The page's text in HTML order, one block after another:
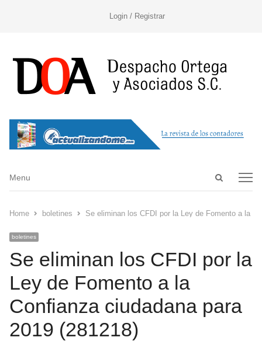
Login / Registrar
Open
Menu
Menu
Home boletines Se eliminan los CFDI por la Ley de Fomento a la
boletines
Se eliminan los CFDI por la
Ley de Fomento a la
Confianza ciudadana para
2019 (281218)